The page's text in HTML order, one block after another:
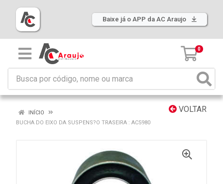
Baixe já o APP da AC Araujo
0
VOLTAR
INÍCIO
BUCHA DO EIXO DA SUSPENS?O TRASEIRA : AC5980